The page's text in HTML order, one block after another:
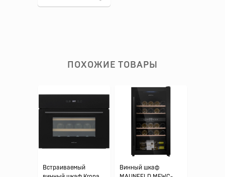
ПОХОЖИЕ ТОВАРЫ
Встраиваемый
Винный шкаф